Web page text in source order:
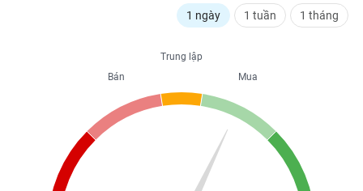
1 ngày 1 tuần 1 tháng
Trung lập
Mua
Bán